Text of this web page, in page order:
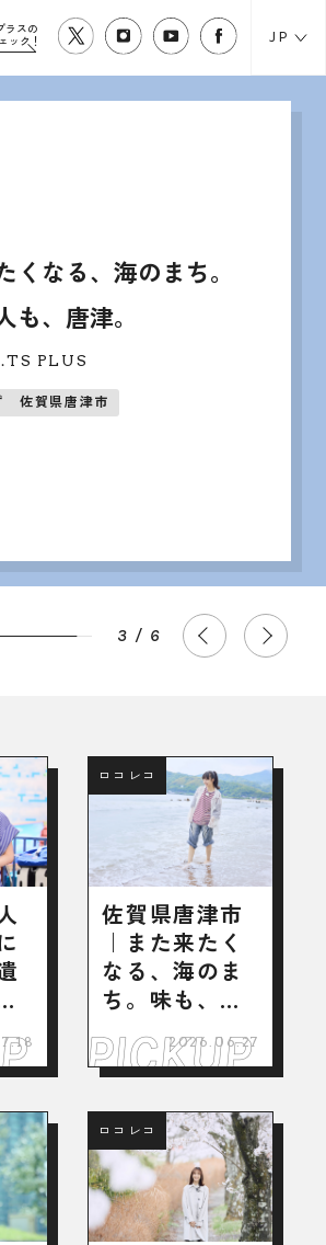
ラスの
ック！ JP
海のまち。
。
4 / 6
ロコレコ
佐賀県唐津市
｜また来たく
なる、海のま
ち。味も、人
も、唐津。2026.06.27
ロコレコ